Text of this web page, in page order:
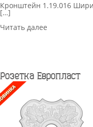
Кронштейн 1.19.016
[…]
Читать далее
Розетка Европласт